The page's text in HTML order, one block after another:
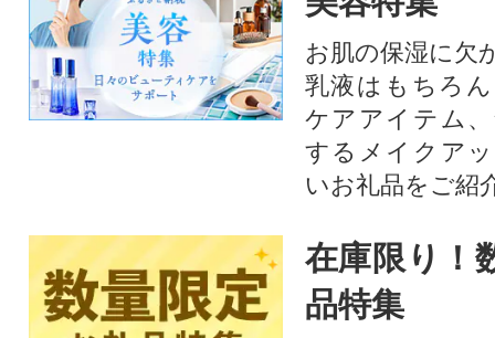
お肌の保湿に欠
乳液はもちろ
ケアアイテム
するメイクア
いお礼品をご紹
在庫限り！
品特集